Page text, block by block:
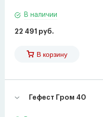
В наличии
22 491 руб.
В корзину
Гефест Гром 40